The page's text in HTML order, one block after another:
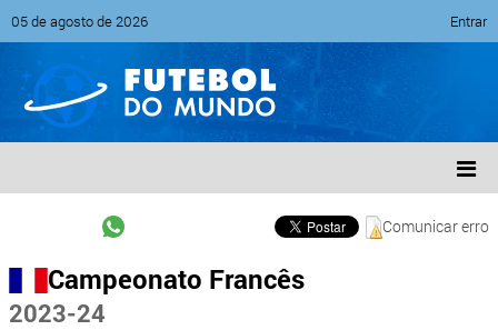
05 de agosto de 2026 Entrar
Comunicar erro
Campeonato Francês
2023-24